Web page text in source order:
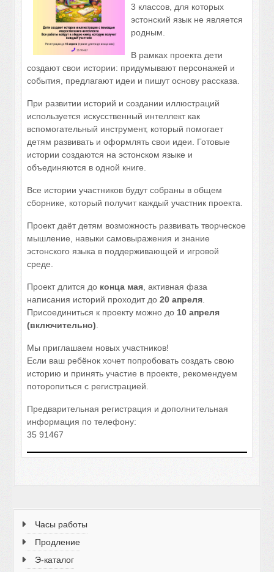
Часы работы
Продление
Э-каталог
3 классов, для которых
эстонский язык не является
родным.
В рамках проекта дети
создают свои истории: придумывают персонажей и
события, предлагают идеи и пишут основу рассказа.
При развитии историй и создании иллюстраций
используется искусственный интеллект как
вспомогательный инструмент, который помогает
детям развивать и оформлять свои идеи. Готовые
истории создаются на эстонском языке и
объединяются в одной книге.
Все истории участников будут собраны в общем
сборнике, который получит каждый участник проекта.
Проект даёт детям возможность развивать творческое
мышление, навыки самовыражения и знание
эстонского языка в поддерживающей и игровой
среде.
Проект длится до конца мая, активная фаза
написания историй проходит до 20 апреля.
Присоединиться к проекту можно до 10 апреля
(включительно)
Мы приглашаем новых участников!
Если ваш ребёнок хочет попробовать создать свою
историю и принять участие в проекте, рекомендуем
поторопиться с регистрацией.
Предварительная регистрация и дополнительная
информация по телефону:
35 91467